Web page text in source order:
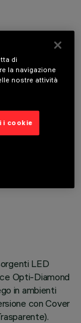
LED
Opti-Diamond
in ambienti
con Cover
di
la navigazione
nostre attività
cookie